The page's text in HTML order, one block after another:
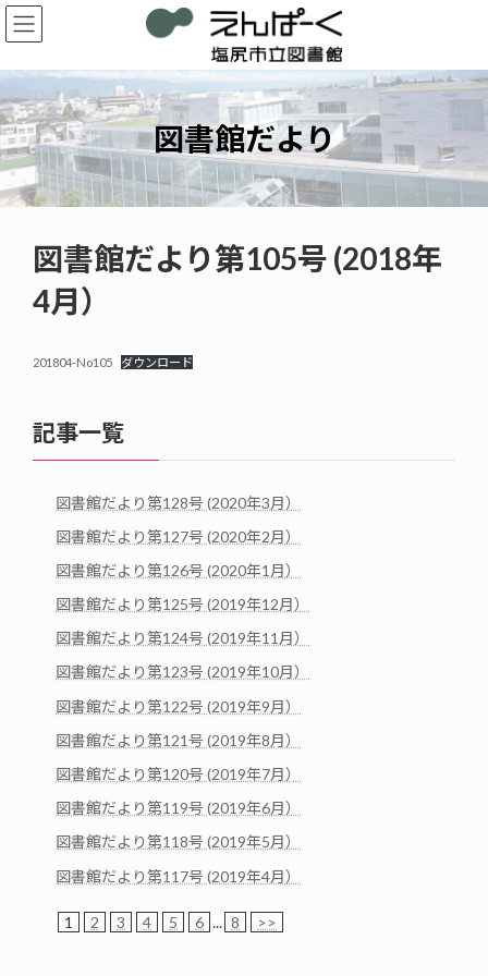
コ
ン
ン
ツ
へ
ス
キ
ッ
プ
ナ
ビ
ー
シ
ョ
ン
に
移
動
図書館だより
図書館だより第105号 (2018年
4月）
201804-No105 ダウンロード
記事一覧
図書館だより第128号 (2020年3月）
図書館だより第127号 (2020年2月）
図書館だより第126号 (2020年1月）
図書館だより第125号 (2019年12月）
図書館だより第124号 (2019年11月）
図書館だより第123号 (2019年10月）
図書館だより第122号 (2019年9月）
図書館だより第121号 (2019年8月）
図書館だより第120号 (2019年7月）
図書館だより第119号 (2019年6月）
図書館だより第118号 (2019年5月）
図書館だより第117号 (2019年4月）
1 2 3 4 5 6 ... 8 >>